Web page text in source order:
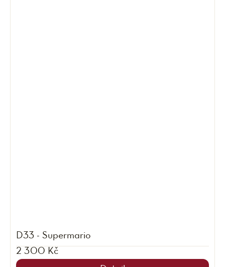
D33 - Supermario
2 300 Kč